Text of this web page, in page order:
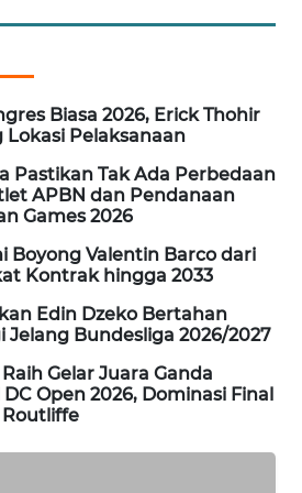
Biasa 2026, Erick Thohir
Lokasi Pelaksanaan
Pastikan Tak Ada Perbedaan
APBN dan Pendanaan
Games 2026
Boyong Valentin Barco dari
Kontrak hingga 2033
Edin Dzeko Bertahan
Jelang Bundesliga 2026/2027
Gelar Juara Ganda
Open 2026, Dominasi Final
Routliffe